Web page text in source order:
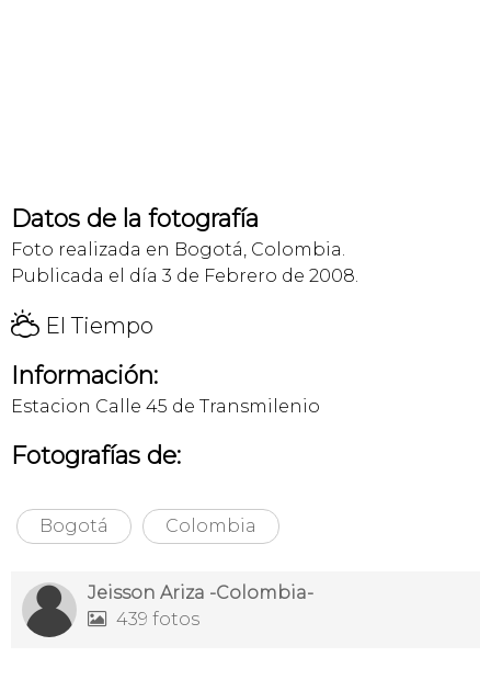
Datos de la fotografía
Foto realizada en Bogotá, Colombia.
Publicada el día 3 de Febrero de 2008.
H El Tiempo
Información:
Estacion Calle 45 de Transmilenio
Fotografías de:
Bogotá Colombia
Jeisson Ariza -Colombia-
 439 fotos